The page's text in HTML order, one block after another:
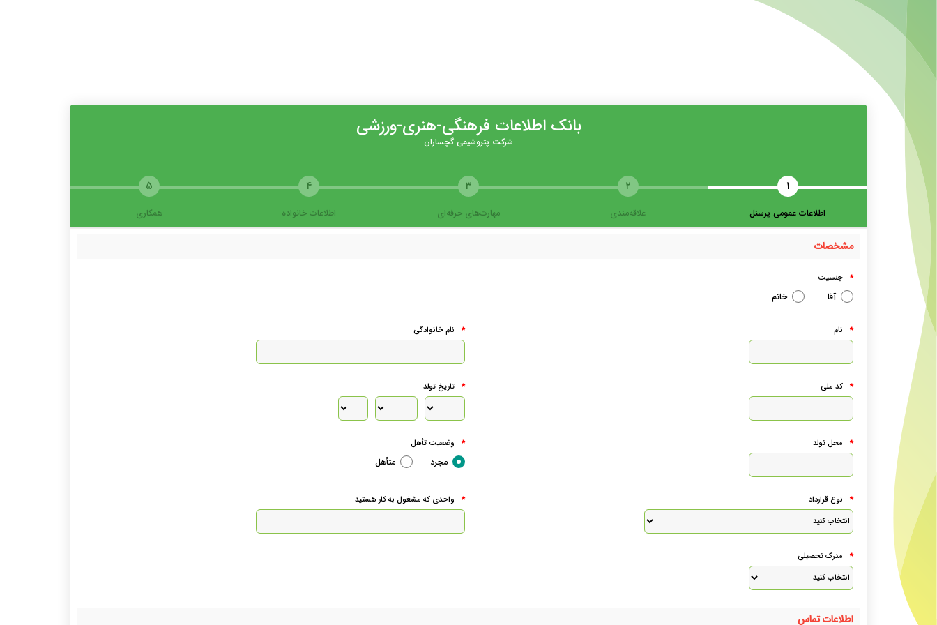
بانک اطلاعات فرهنگی-هنری-ورزشی
شرکت پتروشیمی گچساران
۱
اطلاعات عمومی پرسنل
۲
علاقه‌مندی
۳
مهارت‌های حرفه‌ای
۴
اطلاعات خانواده
۵
همکاری
مشخصات
* جنسیت
آقا خانم
* نام * نام خانوادگی
* کد ملی * تاریخ تولد
* محل تولد * وضعیت تأهل
مجرد متأهل
* نوع قرارداد * واحدی که مشغول به کار هستید
* مدرک تحصیلی
اطلاعات تماس